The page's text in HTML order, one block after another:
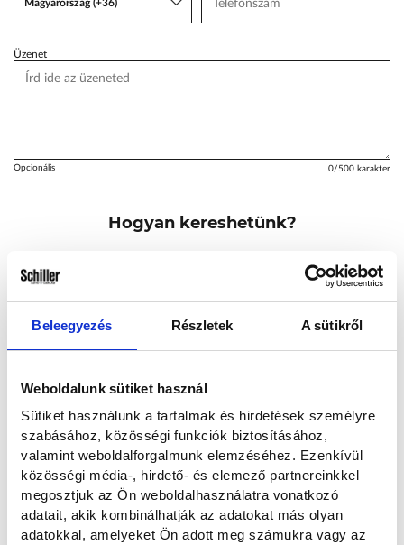
Beleegyezés Részletek A sütikről
Weboldalunk sütiket használ
Sütiket használunk a tartalmak és hirdetések személyre
szabásához, közösségi funkciók biztosításához,
valamint weboldalforgalmunk elemzéséhez. Ezenkívül
közösségi média-, hirdető- és elemező partnereinkkel
megosztjuk az Ön weboldalhasználatra vonatkozó
adatait, akik kombinálhatják az adatokat más olyan
adatokkal, amelyeket Ön adott meg számukra vagy az
Magyarország (+36)
Üzenet
Opcionális 0/500 karakter
Hogyan kereshetünk?
Telefonon
Adatvédelmi nyilatkozatbanfoglaltaknak megfelelően.